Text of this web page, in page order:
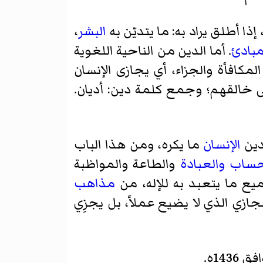
أطلق يراد به: ما يتديّن به البشر،
. أما الدين من الناحية اللغوية
والجزاء، أي يجازى الإنسان
خالقهم؛ وجمع كلمة دين: أديان.
الإنسان ما يكره، ومن هذا الباب
والعبادة والطاعة والمواظبة
ما يتعبد به للإله، من مذاهب
الذي لا يضيع عملاً، بل يجزِي